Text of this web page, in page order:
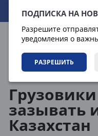
ПОДПИСКА НА
Разрешите
уведомления о
РАЗРЕШИТЬ
09.08.2026 17:52:21
зазывать
Казахстан